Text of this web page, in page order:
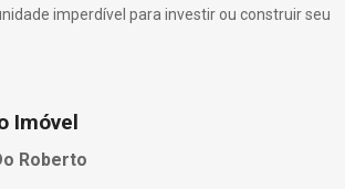
imperdível para investir ou construir seu
Imóvel
Roberto